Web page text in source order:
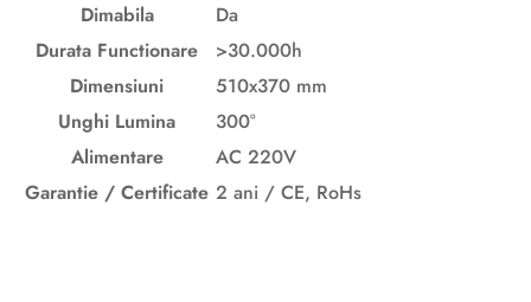
Dimabila
Da
Durata Functionare
>30.000h
Dimensiuni
510x370 mm
Unghi Lumina
300°
Alimentare
AC 220V
Garantie / Certificate 2 ani / CE, RoHs